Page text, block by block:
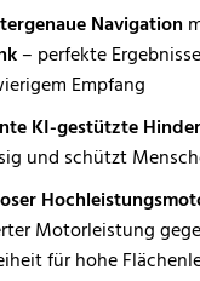
Navigation
– perfekte
Empfang
KI-gestützte
und schützt
Motorleistung
für hohe